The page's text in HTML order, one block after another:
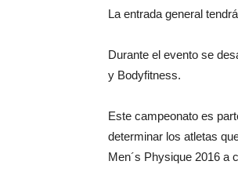
La entrada general
Durante el evento se
y Bodyfitness.
Este campeonato es
determinar los atletas
Men´s Physique 2016 a